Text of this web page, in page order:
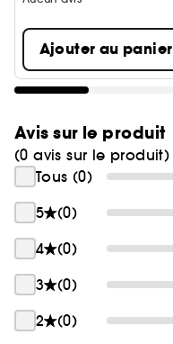
Ajouter au panier
Avis sur le produit
(0 avis sur le produit)
Tous (0)
5
(0)
4
(0)
3
(0)
2
(0)